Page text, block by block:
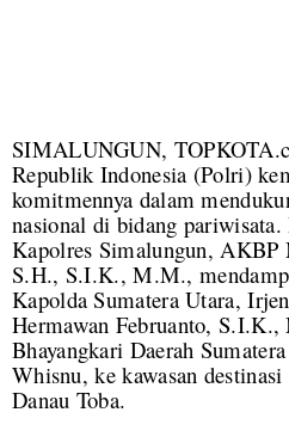
SIMALUNGUN,
Republik Indonesia (Polri)
komitmennya dalam
nasional di bidang
Kapolres Simalungun, AKBP
S.H., S.I.K., M.M.,
Kapolda Sumatera Utara,
Hermawan Februanto,
Bhayangkari Daerah
Whisnu, ke kawasan
Danau Toba.